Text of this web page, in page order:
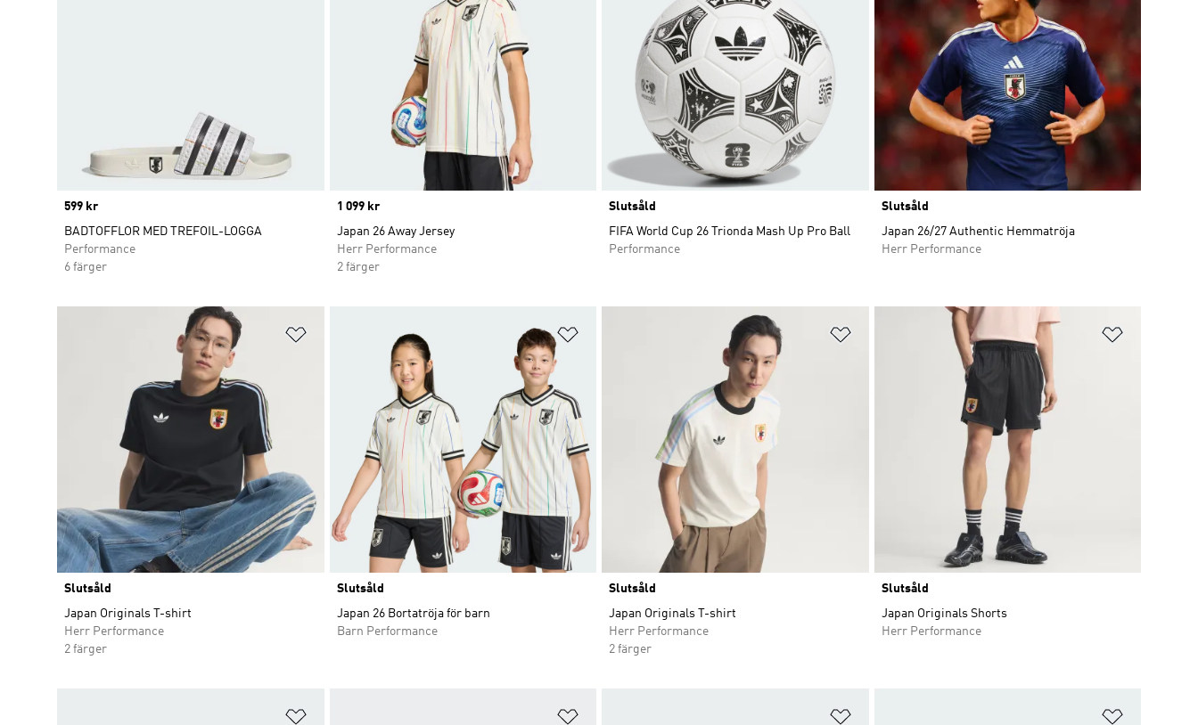
Price
599 kr
BADTOFFLOR MED TREFOIL-LOGGA
Performance
6 färger
Price
1 099 kr
Japan 26 Away Jersey
Herr Performance
2 färger
Slutsåld
FIFA World Cup 26 Trionda Mash Up Pro Ball
Performance
Slutsåld
Japan 26/27 Authentic Hemmatröja
Herr Performance
Lägg till på önskelistan
Slutsåld
Japan Originals T-shirt
Herr Performance
2 färger
Slutsåld
Japan 26 Bortatröja för barn
Barn Performance
Lägg till på önskelistan
Slutsåld
Japan Originals T-shirt
Herr Performance
2 färger
Slutsåld
Japan Originals Shorts
Herr Performance